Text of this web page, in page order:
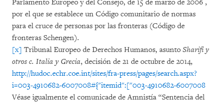
Parlamento Europeo y del Consejo, de 15 de marzo de 2006 ,
por el que se establece un Código comunitario de normas
para el cruce de personas por las fronteras (Código de
fronteras Schengen).
[x] Tribunal Europeo de Derechos Humanos, asunto Sharifi y
otros c. Italia y Grecia, decisión de 21 de octubre de 2014,
http://hudoc.echr.coe.int/sites/fra-press/pages/search.aspx?
i=003-4910682-6007008#{"itemid":["003-4910682-6007008
Véase igualmente el comunicade de Amnistía “Sentencia del